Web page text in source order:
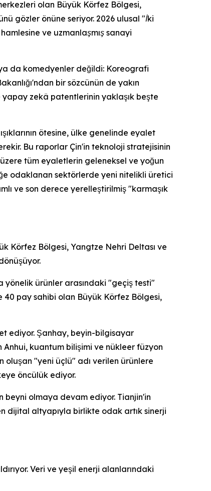
olan Büyük Körfez Bölgesi,
gözler önüne seriyor. 2026 ulusal "İki
ve uzmanlaşmış sanayi
ya da komedyenler değildi: Koreografi
bir sözcünün de yakın
zekâ patentlerinin yaklaşık beşte
ötesine, ülke genelinde eyalet
Bu raporlar Çin'in teknoloji stratejisinin
tüm eyaletlerin geleneksel ve yoğun
odaklanan sektörlerde yeni nitelikli üretici
ve son derece yerelleştirilmiş "karmaşık
Körfez Bölgesi, Yangtze Nehri Deltası ve
yönelik ürünler arasındaki "geçiş testi"
pay sahibi olan Büyük Körfez Bölgesi,
ediyor. Şanhay, beyin-bilgisayar
Anhui, kuantum bilişimi ve nükleer füzyon
"yeni üçlü" adı verilen ürünlere
öncülük ediyor.
beyni olmaya devam ediyor. Tianjin'in
dijital altyapıyla birlikte odak artık sinerji
Veri ve yeşil enerji alanlarındaki